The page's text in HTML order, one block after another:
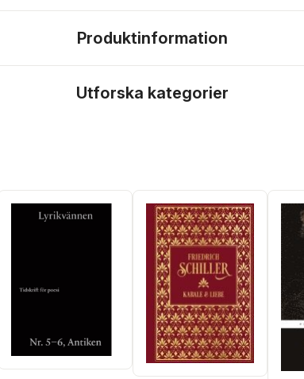
Produktinformation
Utforska kategorier